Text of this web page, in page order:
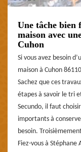
Une tâche bien
maison avec
Cuhon
Si vous avez besoin
maison à Cuhon
Sachez que ces
étapes à savoir le tri
Secundo, il faut
importants à
besoin.
Fiez-vous à